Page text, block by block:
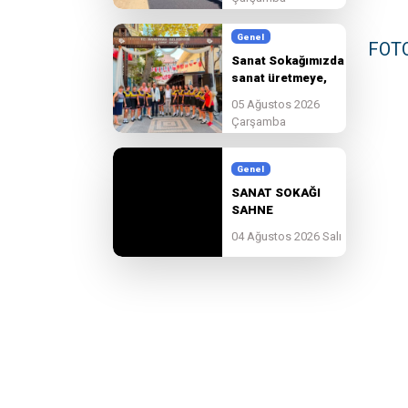
Genel
Sanat Sokağımızda
sanat üretmeye,
birlikte
güzelleşmeye devam
ediyoruz.
05 Ağustos 2026
Çarşamba
Genel
SANAT SOKAĞI
SAHNE
BAŞLADI!
04 Ağustos 2026 Salı